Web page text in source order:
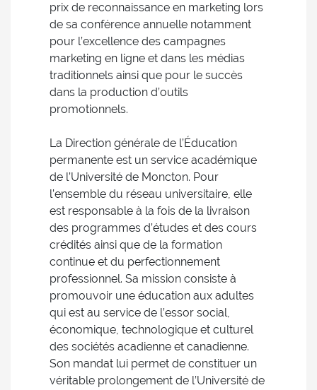
prix de reconnaissance en marketing lors
de sa conférence annuelle notamment
pour l’excellence des campagnes
marketing en ligne et dans les médias
traditionnels ainsi que pour le succès
dans la production d’outils
promotionnels.
La Direction générale de l’Éducation
permanente est un service académique
de l’Université de Moncton. Pour
l’ensemble du réseau universitaire, elle
est responsable à la fois de la livraison
des programmes d’études et des cours
crédités ainsi que de la formation
continue et du perfectionnement
professionnel. Sa mission consiste à
promouvoir une éducation aux adultes
qui est au service de l’essor social,
économique, technologique et culturel
des sociétés acadienne et canadienne.
Son mandat lui permet de constituer un
véritable prolongement de l’Université de